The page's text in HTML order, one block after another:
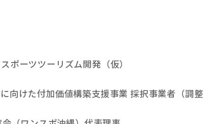
ーツツーリズム開発（仮）
向けた付加価値構築支援事業 採択事業者（調